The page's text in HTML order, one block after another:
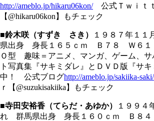
http://ameblo.jp/hikaru06kon/公式Ｔｗｉｔ
【@hikaru06kon】もチェック
■鈴木咲（すずき さき）
１９８７年１
県出身 身長１６５ｃｍ Ｂ７８ Ｗ６
Ｏ型 趣味＝アニメ、マンガ、ゲーム、
ト写真集『サキミダレ』とＤＶＤ版『サ
中！ 公式ブログhttp://ameblo.jp/sakiika-saki/
ｒ【@suzukisakiika】もチェック
■寺田安裕香（てらだ・あゆか）
１９９４
れ 群馬県出身 身長１６０ｃｍ Ｂ８